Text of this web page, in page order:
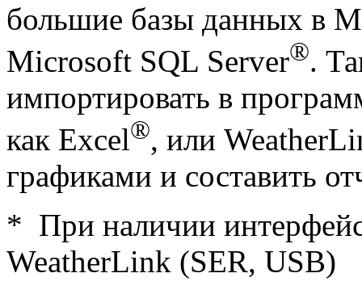
большие базы данных в
Microsoft SQL Server®.
импортировать в
как Excel®, или
графиками и составить
* При наличии
WeatherLink (SER, USB)